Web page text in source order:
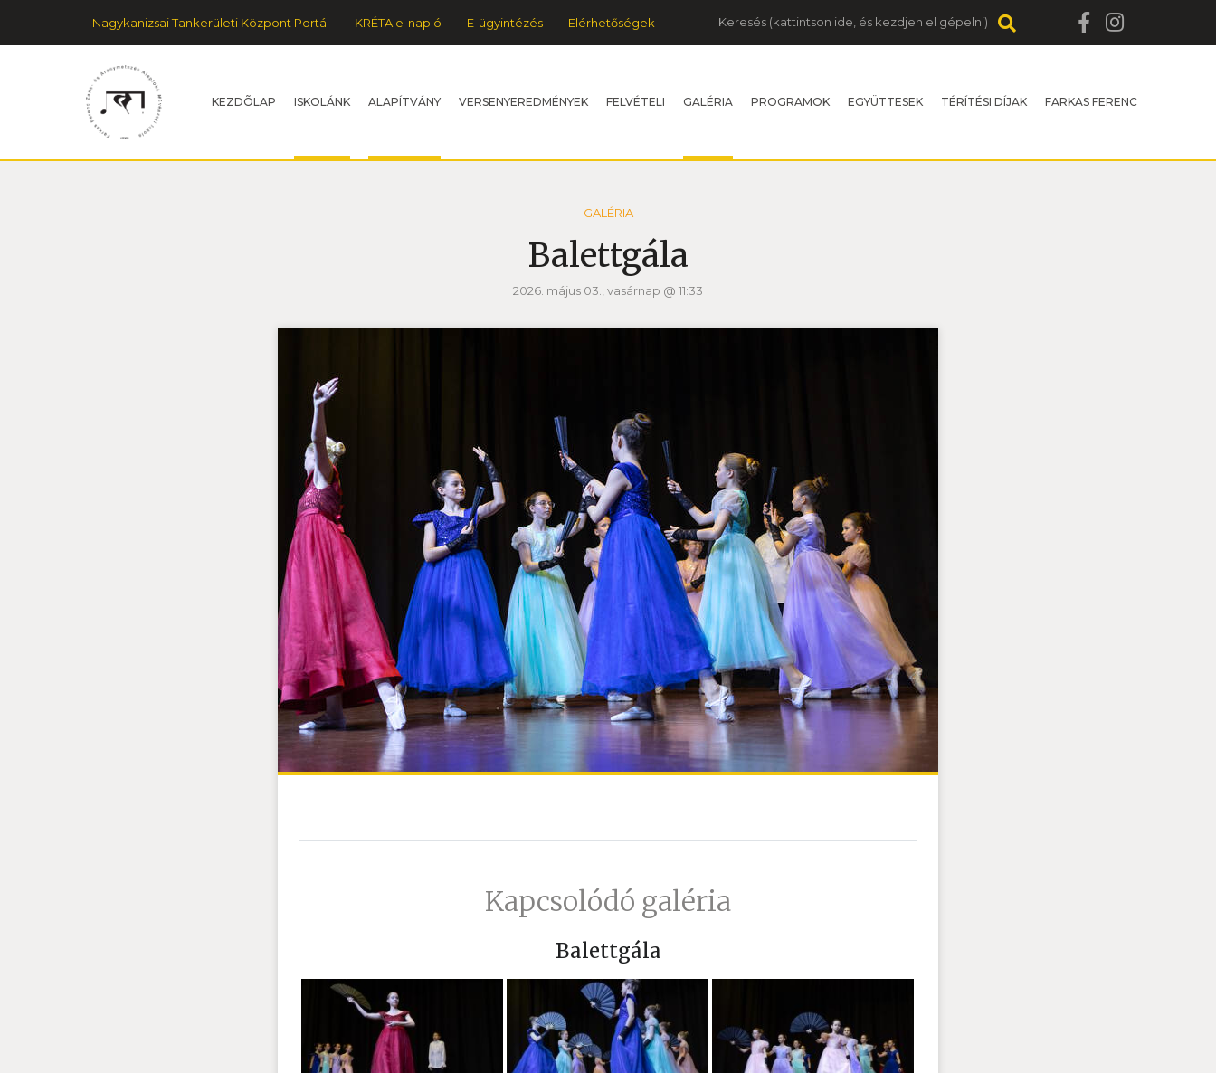
Nagykanizsai Tankerületi Központ Portál KRÉTA e-napló E-ügyintézés Elérhetőségek Keresés
KEZDÕLAP ISKOLÁNK ALAPÍTVÁNY VERSENYEREDMÉNYEK FELVÉTELI GALÉRIA PROGRAMOK EGYÜTTESEK TÉRÍTÉSI DÍJAK FARKAS FERENC
GALÉRIA
Balettgála
2026. május 03., vasárnap @ 11:33
Kapcsolódó galéria
Balettgála